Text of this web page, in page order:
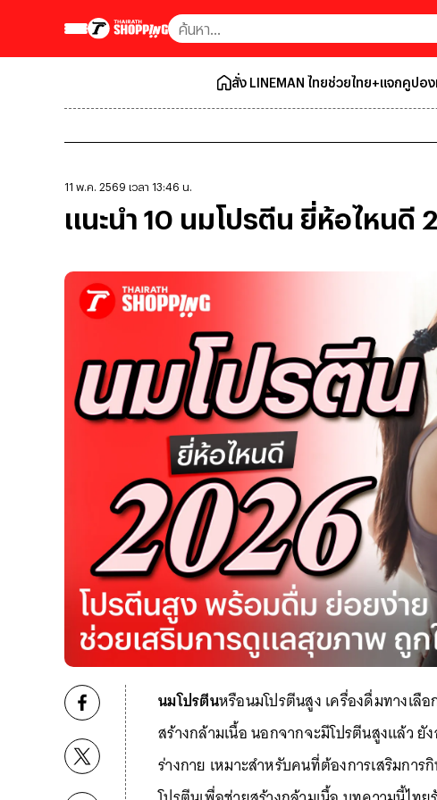
สั่ง LINEMAN ไทยช่วยไทย+แจกคูปอ
11 พ.ค. 2569 เวลา 13:46 น.
แนะนำ 10 นมโปรตีน ยี่ห้อไหนดี
นมโปรตีนหรือนมโปรตีนสูง เครื่องดื่มทางเลื
สร้างกล้ามเนื้อ นอกจากจะมีโปรตีนสูงแล้ว
ร่างกาย เหมาะสำหรับคนที่ต้องการเสริมกา